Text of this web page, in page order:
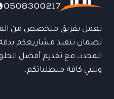
سيارتك
نعمل بفريق متخصص من
لضمان تنفيذ مشاريعكم بدقة
المحدد، مع تقديم أفضل
وتلبي كافة متطلباتكم.